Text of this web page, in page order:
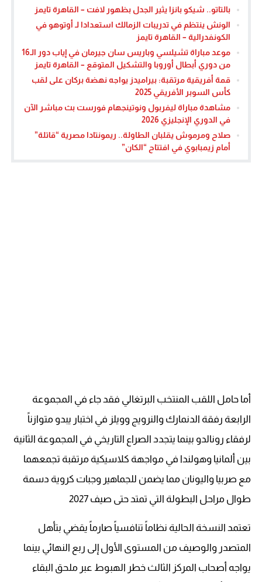
بالتاتو.. شيكو بانزا يثير الجدل بظهور لافت – القاهرة تايمز
الونش ينتظم في تدريبات الزمالك استعدادا لـ أوتوهو في
الكونفدرالية – القاهرة تايمز
موعد مباراة تشيلسي وباريس سان جيرمان في إياب دور الـ16
من دوري أبطال أوروبا والتشكيل المتوقع – القاهرة تايمز
قمة أفريقية مرتقبة: بيراميدز يواجه نهضة بركان على لقب
كأس السوبر الأفريقي 2025
مشاهدة مباراة ليفربول ونوتينجهام فورست بث مباشر الآن
في الدوري الإنجليزي 2026
صلاح ومرموش يقلبان الطاولة.. ريمونتادا مصرية “قاتلة”
أمام زيمبابوي في افتتاح “الكان”
أما حامل اللقب المنتخب البرتغالي فقد جاء في المجموعة
الرابعة رفقة الدنمارك والنرويج وويلز في اختبار يبدو متوازناً
لرفقاء رونالدو بينما يتجدد الصراع التاريخي في المجموعة الثانية
بين ألمانيا وهولندا في مواجهة كلاسيكية مرتقبة تجمعهما
مع صربيا واليونان مما يضمن للجماهير وجبات كروية دسمة
طوال مراحل البطولة التي تمتد حتى صيف 2027
تعتمد النسخة الحالية نظاماً تنافسياً صارماً يقضي بتأهل
المتصدر والوصيف من المستوى الأول إلى ربع النهائي بينما
يواجه أصحاب المركز الثالث خطر الهبوط عبر ملحق البقاء